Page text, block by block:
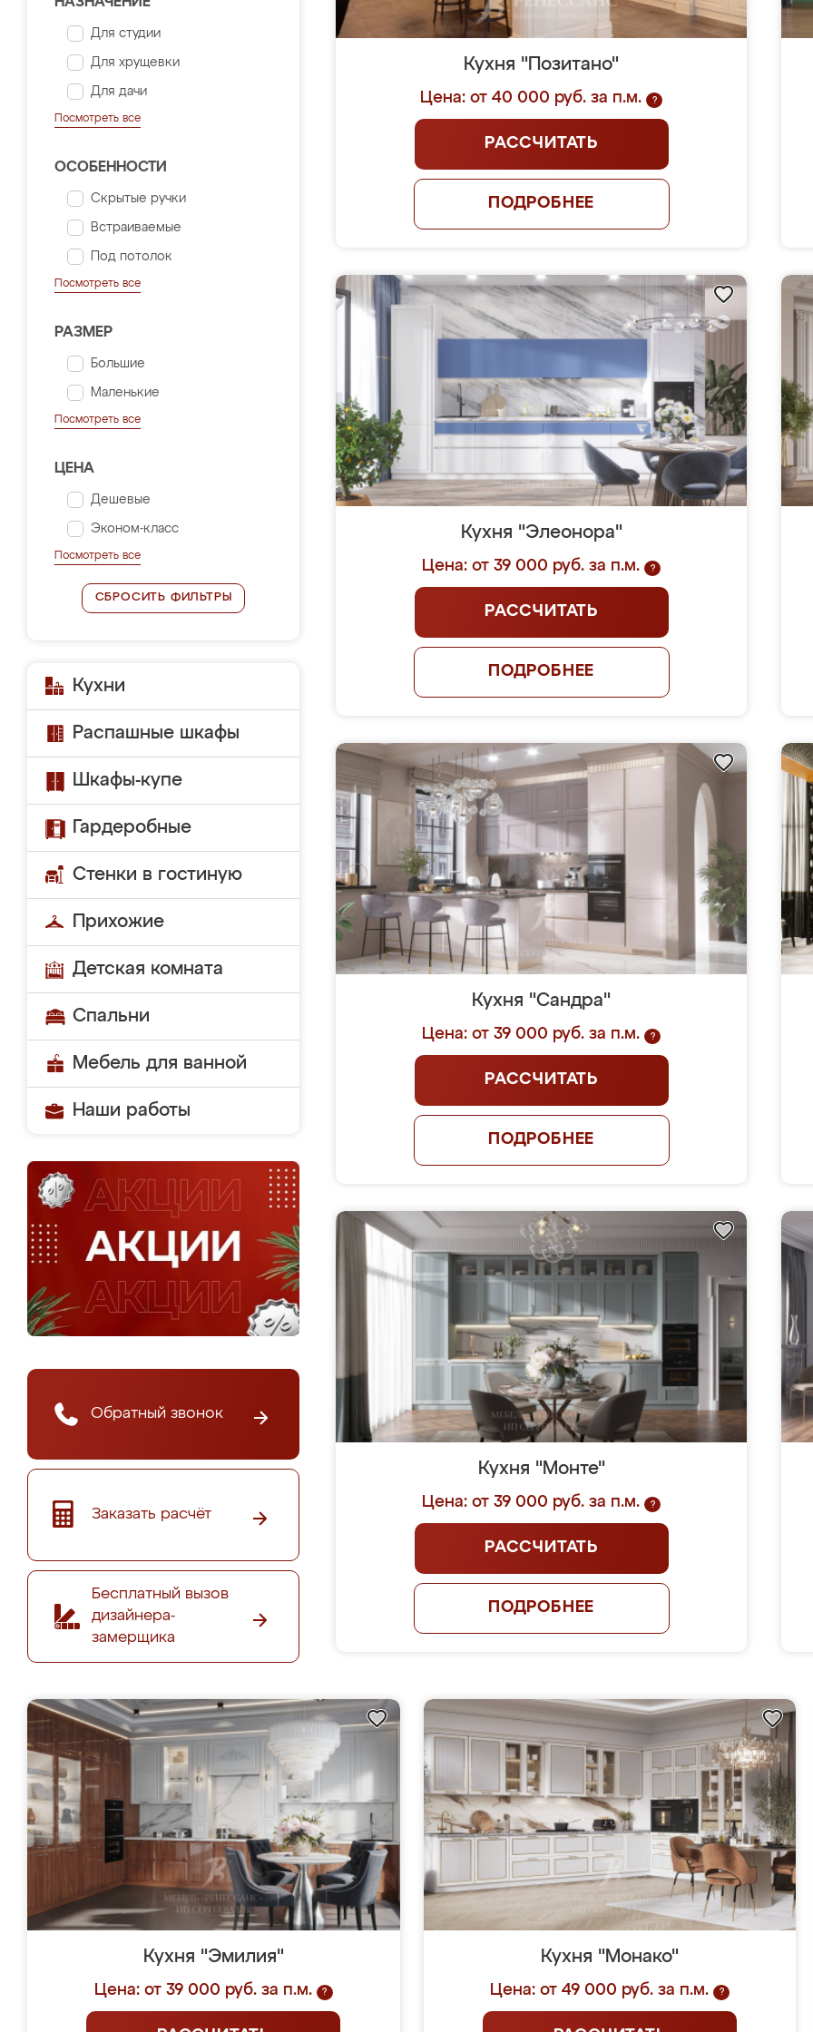
Для студии
Для хрущевки
Для дачи
Посмотреть все
ОСОБЕННОСТИ
Скрытые ручки
Встраиваемые
Под потолок
Посмотреть все
РАЗМЕР
Большие
Маленькие
Посмотреть все
ЦЕНА
Дешевые
Эконом-класс
Посмотреть все
СБРОСИТЬ ФИЛЬТРЫ
Кухни
Распашные шкафы
Шкафы-купе
Гардеробные
Стенки в гостиную
Прихожие
Детская комната
Спальни
Мебель для ванной
Наши работы
Обратный звонок
Заказать расчёт
Бесплатный вызов
дизайнера-
замерщика
Кухня "Позитано"
Цена: от 40 000 руб. за п.м. ?
РАССЧИТАТЬ
ПОДРОБНЕЕ
Кухня "Элеонора"
Цена: от 39 000 руб. за п.м. ?
РАССЧИТАТЬ
ПОДРОБНЕЕ
Кухня "Сандра"
Цена: от 39 000 руб. за п.м. ?
РАССЧИТАТЬ
ПОДРОБНЕЕ
Кухня "Монте"
Цена: от 39 000 руб. за п.м. ?
РАССЧИТАТЬ
ПОДРОБНЕЕ
Кухня "Эмилия"
Цена: от 39 000 руб. за п.м. ?
Кухня "Монако"
Цена: от 49 000 руб. за п.м. ?